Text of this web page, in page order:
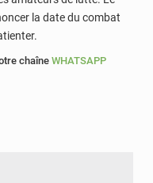
la date du combat
chaîne WHATSAPP